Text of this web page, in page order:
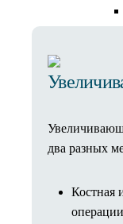
два разных
Костная